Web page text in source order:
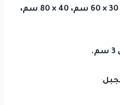
30 × 60 سم، 40 × 80 سم،
: